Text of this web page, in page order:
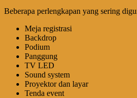
Beberapa perlengkapan yang sering
Meja registrasi
Backdrop
Podium
Panggung
TV LED
Sound system
Proyektor dan layar
Tenda event